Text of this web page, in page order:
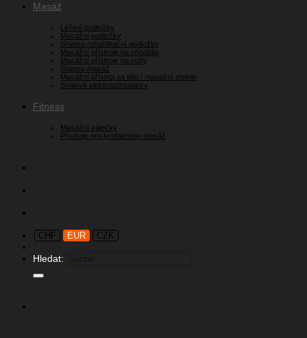
Masáž
Léčivé podložky
Masážní podložky
Shiatsu rehabilitační podložky
Masážní přístroje na chodidla
Masážní přístroje na nohy
Shiatsu masáž
Masážní přístroj na tělo / masážní pistole
Svalové elektrostimulátory
Fitness
Masážní válečky
Přístroje pro lymfatickou masáž
CHF EUR CZK
Hledat: